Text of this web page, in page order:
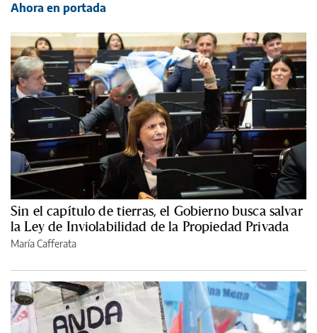
Ahora en portada
Sin el capítulo de tierras, el Gobierno busca salvar
la Ley de Inviolabilidad de la Propiedad Privada
María Cafferata